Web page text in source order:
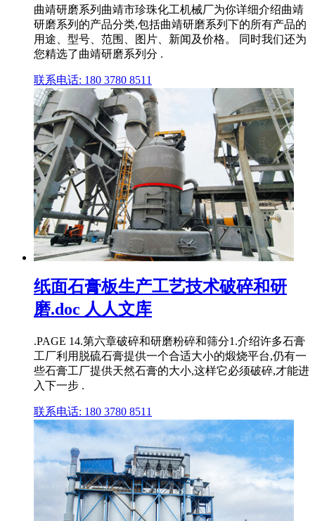
曲靖研磨系列曲靖市珍珠化工机械厂为你详细介绍曲靖
研磨系列的产品分类,包括曲靖研磨系列下的所有产品的
用途、型号、范围、图片、新闻及价格。 同时我们还为
您精选了曲靖研磨系列分 .
联系电话: 180 3780 8511
纸面石膏板生产工艺技术破碎和研
磨.doc 人人文库
.PAGE 14.第六章破碎和研磨粉碎和筛分1.介绍许多石膏
工厂利用脱硫石膏提供一个合适大小的煅烧平台,仍有一
些石膏工厂提供天然石膏的大小,这样它必须破碎,才能进
入下一步 .
联系电话: 180 3780 8511